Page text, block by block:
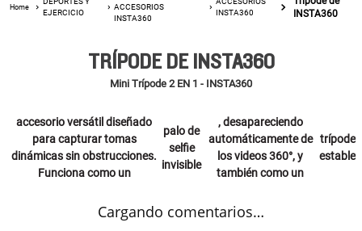
MARINA
TIENDAS GARMIN
EJERCICIO
ACCESORIOS
INSTA360
INSTA360
INSTA360
TRÍPODE DE INSTA360
Mini Trípode 2 EN 1 - INSTA360
accesorio versátil diseñado
para capturar tomas
dinámicas sin obstrucciones.
Funciona como un
palo de
selfie
invisible
, desapareciendo
automáticamente de
los videos 360°, y
también como un
trípode
estable
Cargando comentarios…